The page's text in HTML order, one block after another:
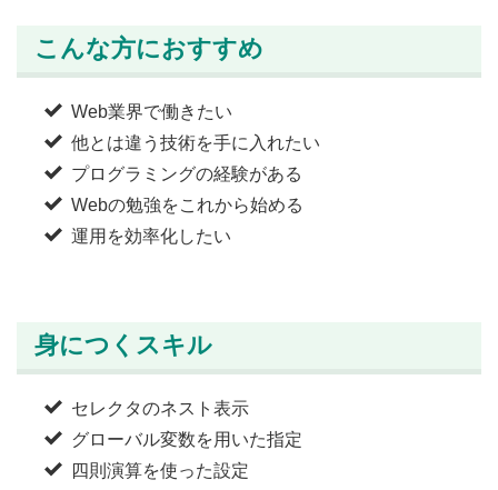
こんな方におすすめ
Web業界で働きたい
他とは違う技術を手に入れたい
プログラミングの経験がある
Webの勉強をこれから始める
運用を効率化したい
身につくスキル
セレクタのネスト表示
グローバル変数を用いた指定
四則演算を使った設定